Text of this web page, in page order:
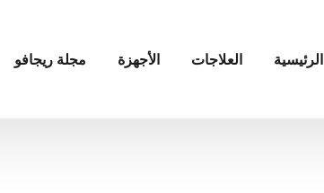
الرئيسية العلاجات الأجهزة مجلة ريجافو